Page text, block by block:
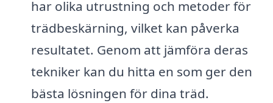
har olika utrustning och metoder för
trädbeskärning, vilket kan påverka
resultatet. Genom att jämföra deras
tekniker kan du hitta en som ger den
bästa lösningen för dina träd.